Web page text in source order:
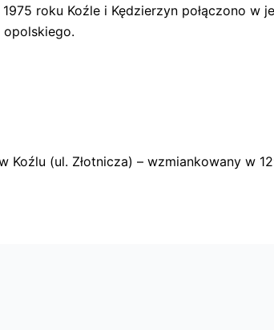
roku Koźle i Kędzierzyn połączono
Koźlu (ul. Złotnicza) – wzmiankowany w